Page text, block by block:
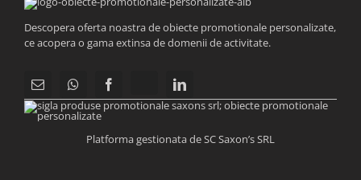
Descopera oferta noastra de obiecte promotionale personalizate,
ce acopera o gama extinsa de domenii de activitate.
Platforma gestionata de SC Saxon’s SRL